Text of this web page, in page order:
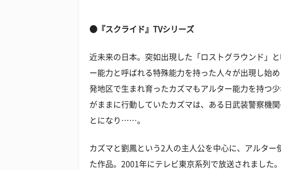
●『スクライド』TVシリーズ
近未来の日本。突如出現した「ロストグラウンド」
ー能力と呼ばれる特殊能力を持った人々が出現し始
発地区で生まれ育ったカズマもアルター能力を持つ
がままに行動していたカズマは、ある日武装警察機
とになり……。
カズマと劉鳳という2人の主人公を中心に、アルター
た作品。2001年にテレビ東京系列で放送されました